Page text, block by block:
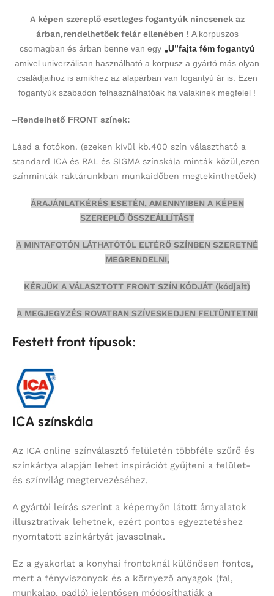
A képen szereplő esetleges fogantyúk nincsenek az
árban,rendelhetőek felár ellenében ! A korpuszos
csomagban és árban benne van egy „U”fajta fém fogantyú
amivel univerzálisan használható a korpusz a gyártó más olyan
családjaihoz is amikhez az alapárban van fogantyú ár is. Ezen
fogantyúk szabadon felhasználhatóak ha valakinek megfelel !
–Rendelhető FRONT színek:
Lásd a fotókon. (ezeken kívül kb.400 szín választható a
standard ICA és RAL és SIGMA színskála minták közül,ezen
színminták raktárunkban munkaidőben megtekinthetőek)
ÁRAJÁNLATKÉRÉS ESETÉN, AMENNYIBEN A KÉPEN
SZEREPLŐ ÖSSZEÁLLÍTÁST
A MINTAFOTÓN LÁTHATÓTÓL ELTÉRŐ SZÍNBEN SZERETNÉ
MEGRENDELNI,
KÉRJÜK A VÁLASZTOTT FRONT SZÍN KÓDJÁT (kódjait)
A MEGJEGYZÉS ROVATBAN SZÍVESKEDJEN FELTÜNTETNI!
Festett front típusok:
ICA színskála
Az ICA online színválasztó felületén többféle szűrő és
színkártya alapján lehet inspirációt gyűjteni a felület-
és színvilág megtervezéséhez.
A gyártói leírás szerint a képernyőn látott árnyalatok
illusztratívak lehetnek, ezért pontos egyeztetéshez
nyomtatott színkártyát javasolnak.
Ez a gyakorlat a konyhai frontoknál különösen fontos,
mert a fényviszonyok és a környező anyagok (fal,
munkalap, padló) jelentősen módosíthatják a